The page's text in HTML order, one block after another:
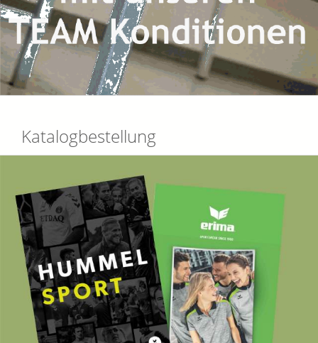
Katalogbestellung